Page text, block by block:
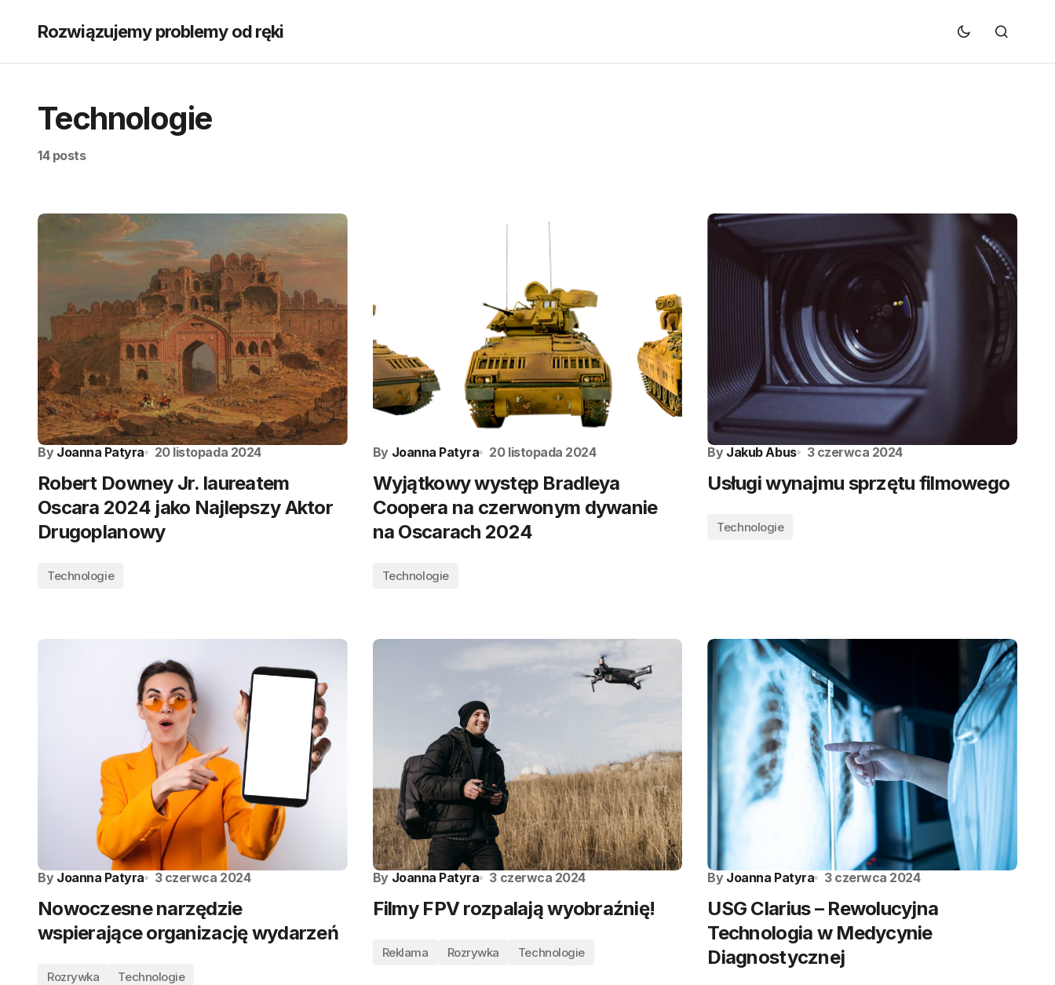
Rozwiązujemy problemy od ręki
Technologie
14 posts
By Joanna Patyra 20 listopada 2024
Robert Downey Jr. laureatem
Oscara 2024 jako Najlepszy Aktor
Drugoplanowy
Technologie
By Joanna Patyra 20 listopada 2024
Wyjątkowy występ Bradleya
Coopera na czerwonym dywanie
na Oscarach 2024
Technologie
By Jakub Abus 3 czerwca 2024
Usługi wynajmu sprzętu filmowego
Technologie
By Joanna Patyra 3 czerwca 2024
Nowoczesne narzędzie
wspierające organizację wydarzeń
Rozrywka Technologie
By Joanna Patyra 3 czerwca 2024
Filmy FPV rozpalają wyobraźnię!
Reklama Rozrywka Technologie
By Joanna Patyra 3 czerwca 2024
USG Clarius – Rewolucyjna
Technologia w Medycynie
Diagnostycznej